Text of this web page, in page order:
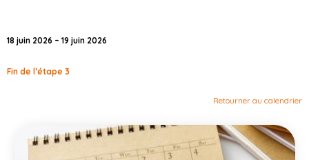
18 juin 2026 – 19 juin 2026
Fin de l’étape 3
Retourner au calendrier